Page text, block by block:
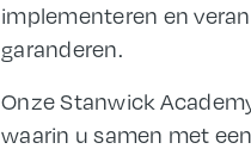
implementeren en
garanderen.
Onze Stanwick
waarin u samen met